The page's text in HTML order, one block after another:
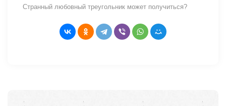
Странный любовный треугольник может получиться?